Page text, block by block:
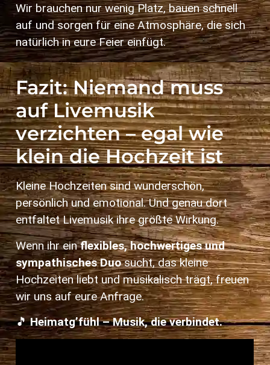
Wir brauchen nur wenig Platz, bauen schnell
auf und sorgen für eine Atmosphäre, die sich
natürlich in eure Feier einfügt.
Fazit: Niemand muss
auf Livemusik
verzichten – egal wie
klein die Hochzeit ist
Kleine Hochzeiten sind wunderschön,
persönlich und emotional. Und genau dort
entfaltet Livemusik ihre größte Wirkung.
Wenn ihr einflexibles, hochwertiges und
sympathisches Duosucht, das kleine
Hochzeiten liebt und musikalisch trägt, freuen
wir uns auf eure Anfrage.
🎵Heimatg’fühl – Musik, die verbindet.